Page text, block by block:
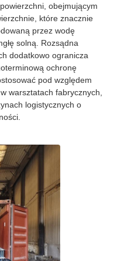
obejmującym
które znacznie
przez wodę
solną. Rozsądna
dodatkowo ogranicza
ochronę
pod względem
warsztatach fabrycznych,
logistycznych o